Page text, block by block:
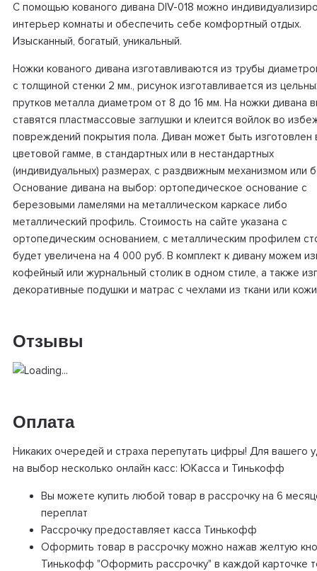
С помощью кованого дивана DIV-018 можно
интерьер комнаты и обеспечить себе комфортный отдых.
Изысканный, богатый, уникальный.
Ножки кованого дивана изготавливаются из трубы
с толщиной стенки 2 мм., рисунок изготавливается из
прутков металла диаметром от 8 до 16 мм. На ножки дивана
ставятся пластмассовые заглушки и клеится войлок во
повреждений покрытия пола. Диван может быть изготовлен
цветовой гамме, в стандартных или в нестандартных
(индивидуальных) размерах, с раздвижным механизмом или
Основание дивана на выбор: ортопедическое основание с
березовыми ламелями на металлическом каркасе либо
металлический профиль. Стоимость на сайте указана с
ортопедическим основанием, с металлическим профилем
будет увеличена на 4 000 руб. В комплект к дивану можем
кофейный или журнальный столик в одном стиле, а также
декоративные подушки и матрас с чехлами из ткани или
Отзывы
Оплата
Никаких очередей и страха перепутать цифры! Для вашего
на выбор несколько онлайн касс: ЮКасса и Тинькофф
Вы можете купить любой товар в рассрочку на 6
переплат
Рассрочку предоставляет касса Тинькофф
Оформить товар в рассрочку можно нажав желтую
Тинькофф "Оформить рассрочку" в каждой карточке